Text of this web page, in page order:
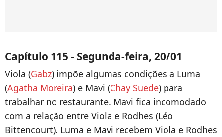
Capítulo 115 - Segunda-feira, 20/01
Viola (Gabz) impõe algumas condições a Luma
(Agatha Moreira) e Mavi (Chay Suede) para
trabalhar no restaurante. Mavi fica incomodado
com a relação entre Viola e Rodhes (Léo
Bittencourt). Luma e Mavi recebem Viola e Rodhes